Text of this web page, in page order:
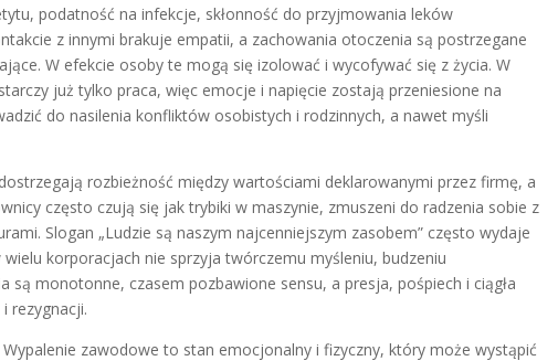
podatność na infekcje, skłonność do przyjmowania leków
z innymi brakuje empatii, a zachowania otoczenia są postrzegane
W efekcie osoby te mogą się izolować i wycofywać się z życia. W
już tylko praca, więc emocje i napięcie zostają przeniesione na
do nasilenia konfliktów osobistych i rodzinnych, a nawet myśli
rozbieżność między wartościami deklarowanymi przez firmę, a
często czują się jak trybiki w maszynie, zmuszeni do radzenia sobie z
Slogan „Ludzie są naszym najcenniejszym zasobem” często wydaje
korporacjach nie sprzyja twórczemu myśleniu, budzeniu
są monotonne, czasem pozbawione sensu, a presja, pośpiech i ciągła
rezygnacji.
Wypalenie zawodowe to stan emocjonalny i fizyczny, który może wystąpić